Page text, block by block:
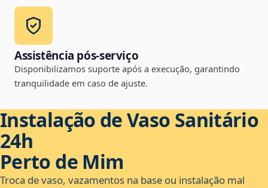
Assistência pós-serviço
Disponibilizamos suporte após a execução, garantindo
tranquilidade em caso de ajuste.
Instalação de Vaso Sanitário
24h
Perto de Mim
Troca de vaso, vazamentos na base ou instalação mal